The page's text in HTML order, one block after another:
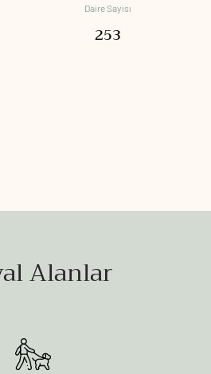
Daire Sayısı
253
Alanlar